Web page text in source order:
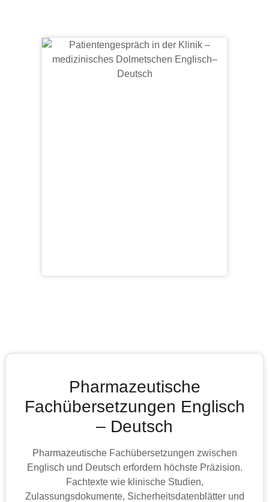
Pharmazeutische
Fachübersetzungen Englisch
– Deutsch
Pharmazeutische Fachübersetzungen zwischen
Englisch und Deutsch erfordern höchste Präzision.
Fachtexte wie klinische Studien,
Zulassungsdokumente, Sicherheitsdatenblätter und